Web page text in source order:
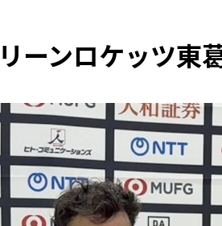
ーンロケッツ東